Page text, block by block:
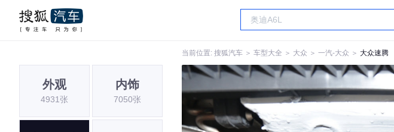
当前位置: 搜狐汽车 ＞ 车型大全 ＞ 大众 ＞ 一汽-大众 ＞ 大众速腾
外观
4931张
内饰
7050张